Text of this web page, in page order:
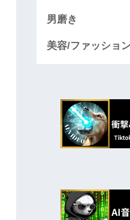
男磨き
美容/ファッショ